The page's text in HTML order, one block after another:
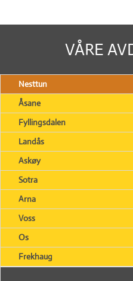
VÅRE
Nesttun
Åsane
Fyllingsdalen
Landås
Askøy
Sotra
Arna
Voss
Os
Frekhaug